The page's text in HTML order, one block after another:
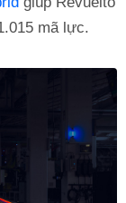
mã lực.